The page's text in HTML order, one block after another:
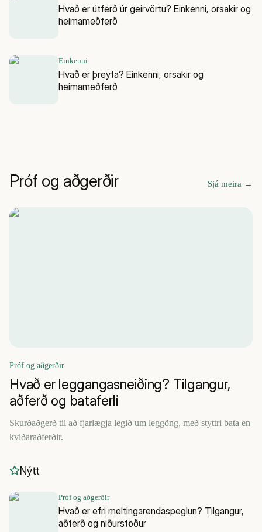
Hvað er útferð úr geirvörtu? Einkenni, orsakir og
heimameðferð
Einkenni
Hvað er þreyta? Einkenni, orsakir og
heimameðferð
Próf og aðgerðir Sjá meira →
Próf og aðgerðir
Hvað er leggangasneiðing? Tilgangur,
aðferð og bataferli
Skurðaðgerð til að fjarlægja legið um leggöng, með styttri bata en
kviðaraðferðir.
Nýtt
Próf og aðgerðir
Hvað er efri meltingarendaspeglun? Tilgangur,
aðferð og niðurstöður